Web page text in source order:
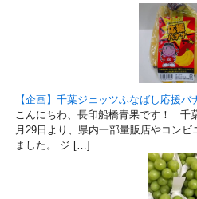
【企画】千葉ジェッツふなばし応援バ
こんにちわ、長印船橋青果です！ 千
月29日より、県内一部量販店やコン
ました。 ジ […]